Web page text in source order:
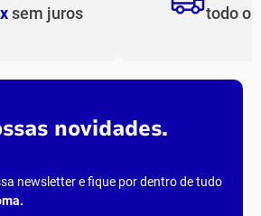
sem juros
todo o
novidades.
newsletter e fique por dentro de tudo
.